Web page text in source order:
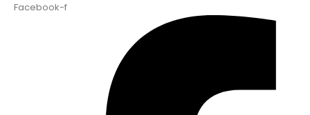
Facebook-f